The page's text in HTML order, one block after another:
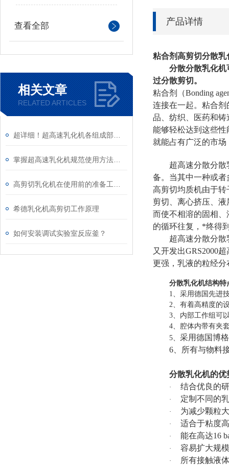
查看全部
相关文章
RELATED ARTICLES
希德乳化机高剪切工作原理
如何安装调试实验室反应釜？
产品详情
粘合剂高剪切分散乳
分散分散乳化机
过分散剪切。
粘合剂（Bonding
连接在一起。粘合
品、纺织、医药和
能够轻松达到这些
就能占有广泛的市
超高速分散分
备。当其中一种或
高剪切均质机由于
剪切、离心挤压、
而使不相溶的固相
的循环往复，*终得
超高速分散分
又开发出GRS2000
更强，乳液的粒经
分散乳化机结构特
1、采用德国先进
2、有着高精度的
3、内部工作组可
4、腔体内带有夹
5、 采用德国博
6、所有与物料
分散乳化机的优
· 结合优良的
· 定制不同的
· 为减少颗粒
· 适合于粘度
· 能在高达16
· 容易扩大规
· 所有接触液